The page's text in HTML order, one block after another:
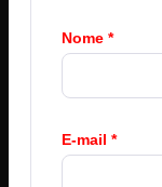
Nome *
E-mail *